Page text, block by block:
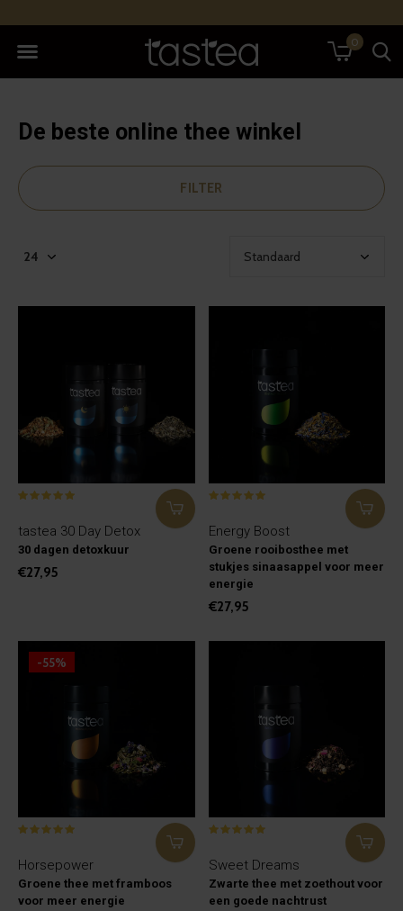
0
De beste online thee winkel
FILTER
tastea 30 Day Detox
30 dagen detoxkuur
€27,95
Energy Boost
Groene rooibosthee met
stukjes sinaasappel voor meer
energie
€27,95
-55%
Horsepower
Groene thee met framboos
voor meer energie
Sweet Dreams
Zwarte thee met zoethout voor
een goede nachtrust